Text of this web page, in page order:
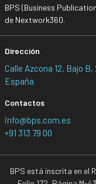
BPS (Business
de Nextwork360.
Dirección
Calle Azcona 12, Bajo
España
Contactos
info@bps.com.es
+91 313 79 00
BPS está inscrita en el